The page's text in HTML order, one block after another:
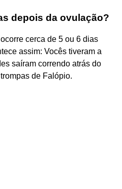
depois da ovulação?
cerca de 5 ou 6 dias
assim: Vocês tiveram a
saíram correndo atrás do
de Falópio.